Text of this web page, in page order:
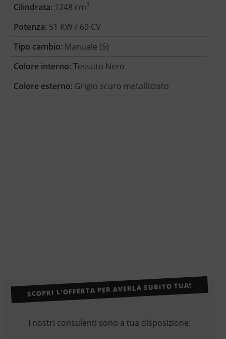
Cilindrata: 1248 cm3
Potenza: 51 KW / 69 CV
Tipo cambio: Manuale (5)
Colore interno: Tessuto Nero
Colore esterno: Grigio scuro metallizzato
SCOPRI L’OFFERTA PER AVERLA SUBITO TUA!
I nostri consulenti sono a tua disposizione: